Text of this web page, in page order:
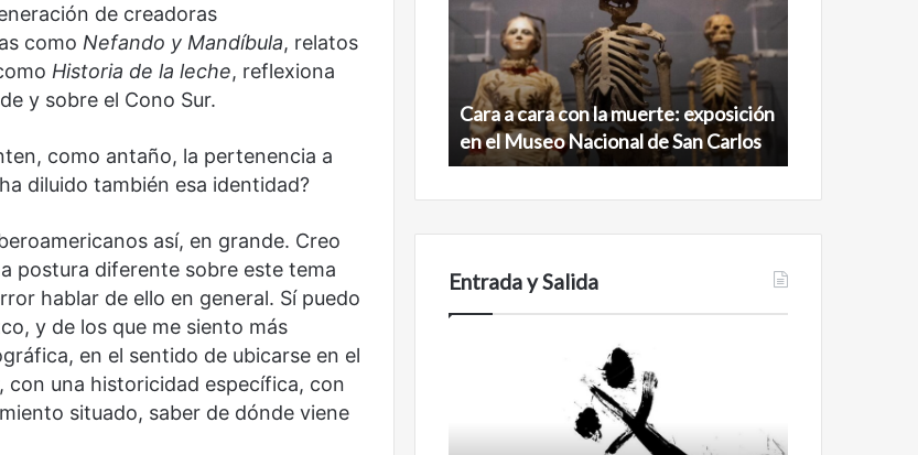
de creadoras
comoNefando y Mandíbula, relatos
Historia de la leche, reflexiona
y sobre el Cono Sur.
como antaño, la pertenencia a
diluido también esa identidad?
así, en grande. Creo
postura diferente sobre este tema
hablar de ello en general. Sí puedo
y de los que me siento más
en el sentido de ubicarse en el
con una historicidad específica, con
situado, saber de dónde viene
espacio
las
voces:
la
diversidad
letras
mexicanas
una
nueva
colección
digital
Nunca más sin todas las voces: la
diversidad de la letras mexicanas en
la
muerte:
exposición
el
Museo
Nacional
Carlos
Cara a cara con la muerte: exposición
en el Museo Nacional de San Carlos
al
de
Entrada y Salida
No
murió
de
amor